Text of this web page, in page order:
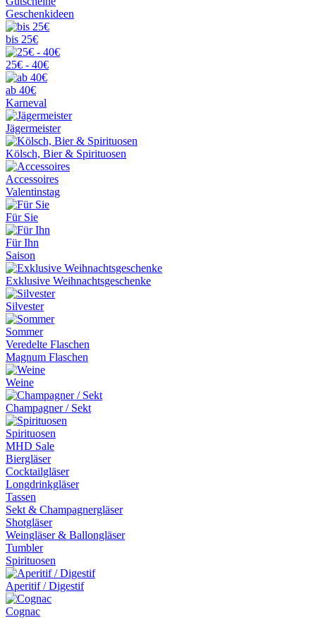
Geschenkideen
bis 25€
25€ - 40€
ab 40€
Karneval
Jägermeister
Kölsch, Bier & Spirituosen
Accessoires
Valentinstag
Für Sie
Für Ihn
Saison
Exklusive Weihnachtsgeschenke
Silvester
Sommer
Veredelte Flaschen
Magnum Flaschen
Weine
Champagner / Sekt
Spirituosen
MHD Sale
Biergläser
Cocktailgläser
Longdrinkgläser
Tassen
Sekt & Champagnergläser
Shotgläser
Weingläser & Ballongläser
Tumbler
Spirituosen
Aperitif / Digestif
Cognac